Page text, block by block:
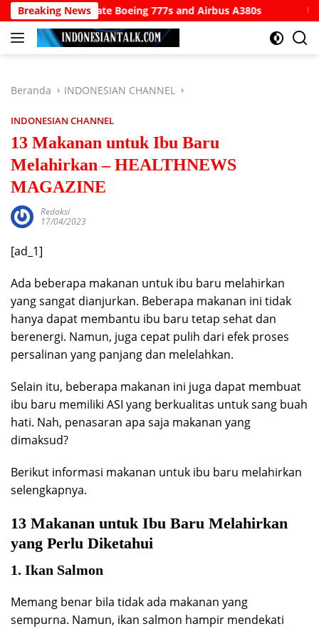
Langsung
ke
konten
Breaking News
Boeing 777s and Airbus A380s Understanding
Beranda INDONESIAN CHANNEL
INDONESIAN CHANNEL
13 Makanan untuk Ibu Baru
Melahirkan – HEALTHNEWS
MAGAZINE
Redaksi
17/04/2023
[ad_1]
Ada beberapa makanan untuk ibu baru melahirkan
yang sangat dianjurkan. Beberapa makanan ini tidak
hanya dapat membantu ibu baru tetap sehat dan
berenergi. Namun, juga cepat pulih dari efek proses
persalinan yang panjang dan melelahkan.
Selain itu, beberapa makanan ini juga dapat membuat
ibu baru memiliki ASI yang berkualitas untuk sang buah
hati. Nah, penasaran apa saja makanan yang
dimaksud?
Berikut informasi makanan untuk ibu baru melahirkan
selengkapnya.
13 Makanan untuk Ibu Baru Melahirkan
yang Perlu Diketahui
1. Ikan Salmon
Memang benar bila tidak ada makanan yang
sempurna. Namun, ikan salmon hampir mendekati